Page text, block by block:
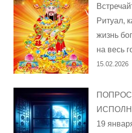
Ритуал,
жизнь
на весь
15.02.2026
19